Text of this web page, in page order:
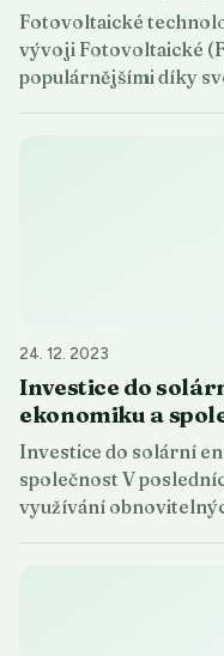
Fotovoltaické
vývoji Fotovoltaické
populárnějšími díky
24. 12. 2023
Investice do
ekonomiku a
Investice do solární
společnost V
využívání